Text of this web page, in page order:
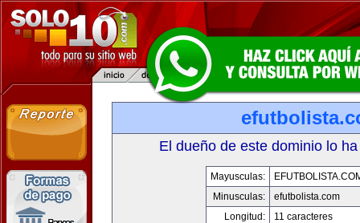
El dueño de este dominio lo
Mayusculas:
Minusculas:
efutbolista.com
Longitud:
11 caracteres